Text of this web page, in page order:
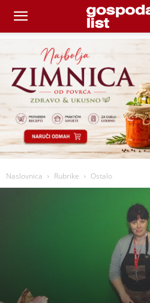
Naslovnica Rubrike Ostalo